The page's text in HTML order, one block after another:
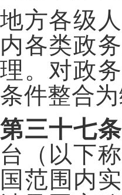
地方各级
内各类政
理。对政
条件整合
第三十七条
台（以下
国范围内